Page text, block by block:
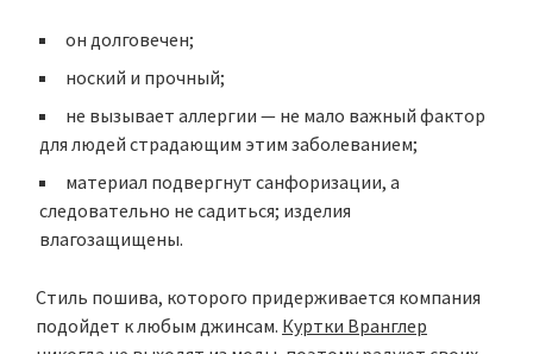
он долговечен;
ноский и прочный;
не вызывает аллергии — не мало важный фактор
для людей страдающим этим заболеванием;
материал подвергнут санфоризации, а
следовательно не садиться; изделия
влагозащищены.
Стиль пошива, которого придерживается компания
подойдет к любым джинсам. Куртки Вранглер